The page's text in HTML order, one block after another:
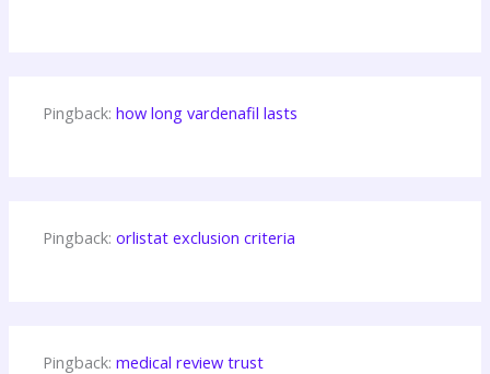
Pingback:how long vardenafil lasts
Pingback:orlistat exclusion criteria
Pingback:medical review trust